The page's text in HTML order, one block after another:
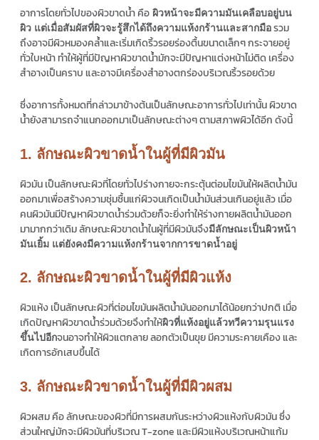
อาการโดยทั่วไปของผิวขาดน้ำ คือ ผิวหน้าจะมีความมันเคลือบอยู่บน
ผิว แต่เมื่อสัมผัสที่ผิวจะรู้สึกได้ถึงความแห้งกร้านและสากมือรวม
ถึงอาจมีผิวหมองคล้ำและเริ่มเกิดริ้วรอยร่องตื้นขนาดเล็กๆ กระจายอยู่
ทั่วใบหน้า ทำให้ผู้ที่มีปัญหาผิวขาดน้ำมักจะมีปัญหาแต่งหน้าไม่ติด เครื่อง
สำอางเป็นคราบ และอาจมีเครื่องสำอางตกร่องบริเวณริ้วรอยด้วย
ซึ่งอาการทั้งหมดที่กล่าวมาข้างต้นเป็นลักษณะอาการทั่วไปเท่านั้น ผิวขาด
น้ำยังสามารถจำแนกออกมาเป็นลักษณะต่างๆ ตามสภาพผิวได้อีก ดังนี้
1. ลักษณะผิวขาดน้ำในผู้ที่มีผิวมัน
ผิวมัน เป็นลักษณะผิวที่โดยทั่วไปร่างกายจะกระตุ้นต่อมไขมันให้ผลิตน้ำมัน
ออกมาเพื่อสร้างความชุ่มชื้นแก่ผิวจนเกิดเป็นน้ำมันส่วนเกินอยู่แล้ว เมื่อ
คนผิวมันมีปัญหาผิวขาดน้ำร่วมด้วยก็จะยิ่งทำให้ร่างกายผลิตน้ำมันออก
มามากกว่าเดิม ลักษณะผิวขาดน้ำในผู้ที่มีผิวมันจึงมีลักษณะเป็นผิวหน้า
มันเยิ้ม แต่ยังคงมีความแห้งกร้านจากการขาดน้ำอยู่
2. ลักษณะผิวขาดน้ำในผู้ที่มีผิวแห้ง
ผิวแห้ง เป็นลักษณะผิวที่ต่อมไขมันผลิตน้ำมันออกมาได้น้อยกว่าปกติ เมื่อ
เกิดปัญหาผิวขาดน้ำร่วมด้วยจึงทำให้ผิวที่แห้งอยู่แล้วทวีความรุนแรง
ขึ้นไปอีกจนอาจทำให้ผิวแตกลาย ลอกตัวเป็นขุย มีความระคายเคือง และ
เกิดการอักเสบขึ้นได้
3. ลักษณะผิวขาดน้ำในผู้ที่มีผิวผสม
ผิวผสม คือ ลักษณะของผิวที่มีการผสมกันระหว่างผิวแห้งกับผิวมัน ซึ่ง
ส่วนใหญ่มักจะมีผิวมันที่บริเวณ T-zone และมีผิวแห้งบริเวณหน้าแก้ม